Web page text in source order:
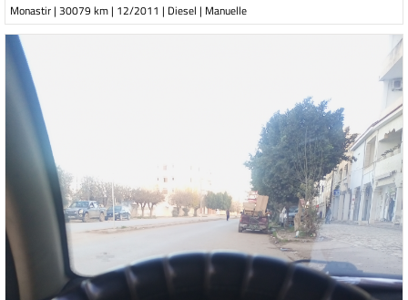
Monastir | 30079 km | 12/2011 | Diesel | Manuelle